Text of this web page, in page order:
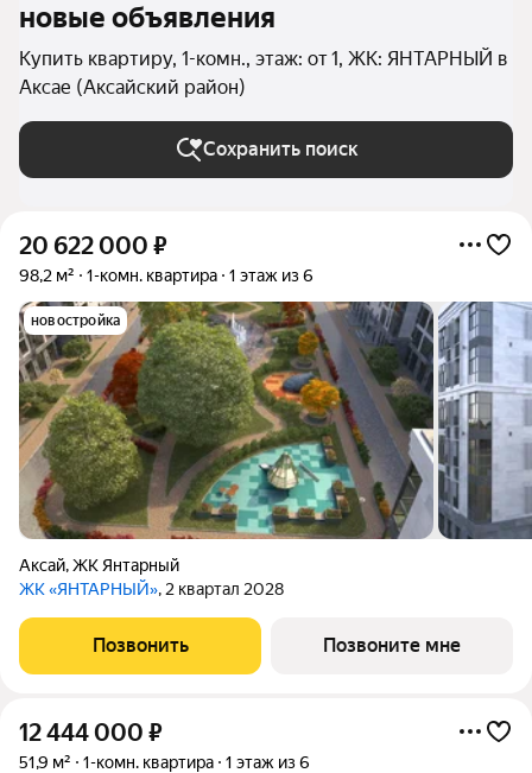
новые объявления
Купить квартиру, 1-комн., этаж: от 1, ЖК: ЯНТАРНЫЙ в
Аксае (Аксайский район)
Сохранить поиск
20 622 000 ₽
98,2 м² 1-комн. квартира 1 этаж из 6
новостройка
Аксай,ЖК Янтарный
ЖК «ЯНТАРНЫЙ», 2 квартал 2028
Позвонить Позвоните мне
12 444 000 ₽
51,9 м² 1-комн. квартира 1 этаж из 6